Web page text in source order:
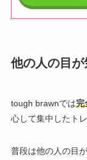
他の人の目が
tough brawnでは完
心して集中したト
普段は他の人の目